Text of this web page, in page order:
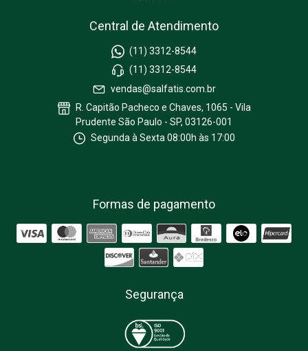
Central de Atendimento
(11) 3312-8544
(11) 3312-8544
vendas@salfatis.com.br
R. Capitão Pacheco e Chaves, 1065 - Vila
Prudente São Paulo - SP, 03126-001
Segunda à Sexta 08:00h às 17:00
Formas de pagamento
Segurança